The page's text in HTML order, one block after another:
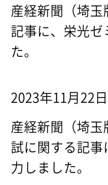
産経新聞（埼
記事に、栄光
た。
2023年11月22日
産経新聞（埼
試に関する記
力しました。